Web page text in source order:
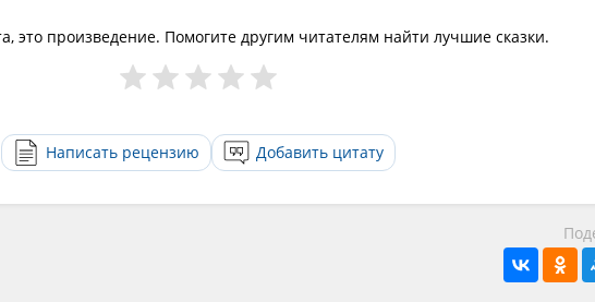
это произведение. Помогите другим читателям найти лучшие сказки.
Написать рецензию Добавить цитату